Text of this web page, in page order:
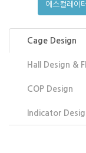
에스컬레이
Cage Design
Hall Design &
COP Design
Indicator